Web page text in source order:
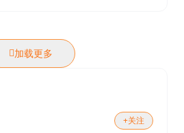
加载更多
+关注